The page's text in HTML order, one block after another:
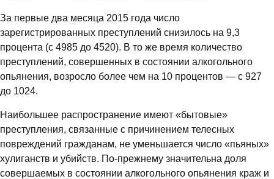
За первые два месяца 2015 года число
зарегистрированных преступлений снизилось на 9,3
процента (с 4985 до 4520). В то же время количество
преступлений, совершенных в состоянии алкогольного
опьянения, возросло более чем на 10 процентов — с 927
до 1024.
Наибольшее распространение имеют «бытовые»
преступления, связанные с причинением телесных
повреждений гражданам, не уменьшается число «пьяных»
хулиганств и убийств. По-прежнему значительна доля
совершаемых в состоянии алкогольного опьянения краж и